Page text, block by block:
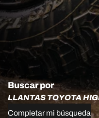
Buscar por
LLANTAS TOYOTA
Completar mi búsqueda